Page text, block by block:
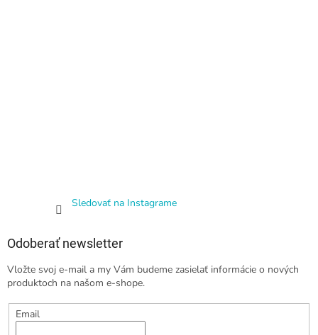
Sledovať na Instagrame
Odoberať newsletter
Vložte svoj e-mail a my Vám budeme zasielať informácie o nových
produktoch na našom e-shope.
Email